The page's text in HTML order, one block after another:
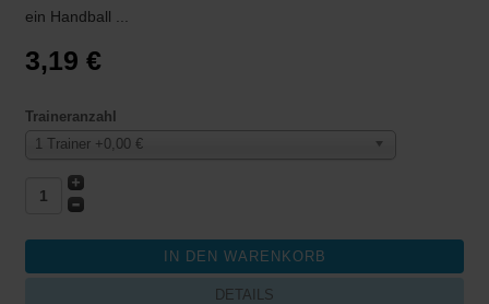
ein Handball ...
3,19 €
Traineranzahl
1 Trainer +0,00 €
DETAILS